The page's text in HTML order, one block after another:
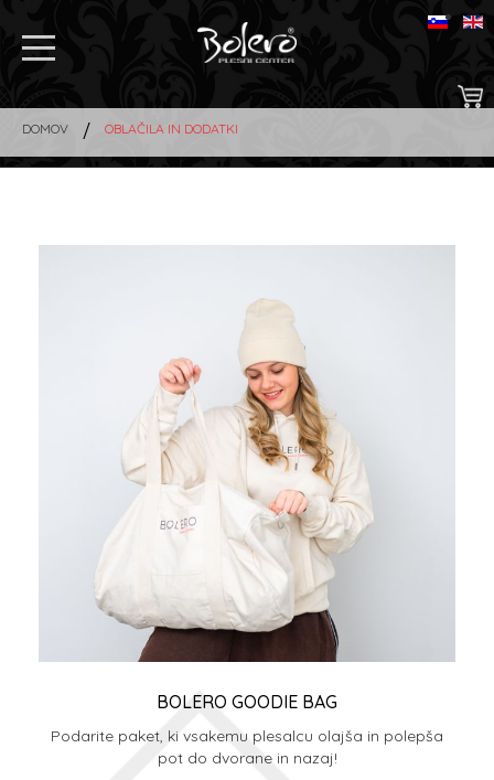
DOMOV OBLAČILA IN DODATKI
BOLERO GOODIE BAG
Podarite paket, ki vsakemu plesalcu olajša in polepša
pot do dvorane in nazaj!